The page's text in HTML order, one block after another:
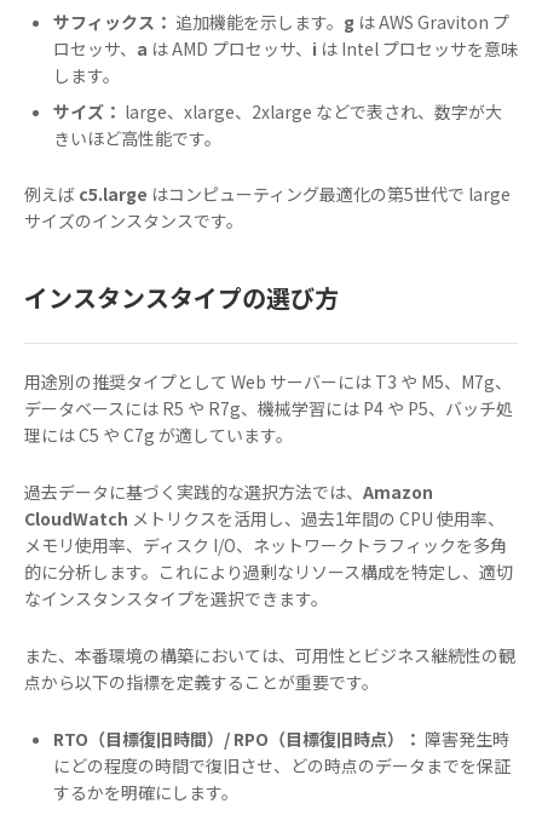
サフィックス： 追加機能を示します。 g は AWS Graviton プ
ロセッサ、 a は AMD プロセッサ、 i は Intel プロセッサを意味
します。
サイズ： large、xlarge、2xlarge などで表され、数字が大
きいほど高性能です。
例えば c5.large はコンピューティング最適化の第5世代で large
サイズのインスタンスです。
インスタンスタイプの選び方
用途別の推奨タイプとして Web サーバーには T3 や M5、M7g、
データベースには R5 や R7g、機械学習には P4 や P5、バッチ処
理には C5 や C7g が適しています。
過去データに基づく実践的な選択方法では、 Amazon
CloudWatch メトリクスを活用し、過去1年間の CPU 使用率、
メモリ使用率、ディスク I/O、ネットワークトラフィックを多角
的に分析します。これにより過剰なリソース構成を特定し、適切
なインスタンスタイプを選択できます。
また、本番環境の構築においては、可用性とビジネス継続性の観
点から以下の指標を定義することが重要です。
RTO（目標復旧時間）/ RPO（目標復旧時点）： 障害発生時
にどの程度の時間で復旧させ、どの時点のデータまでを保証
するかを明確にします。